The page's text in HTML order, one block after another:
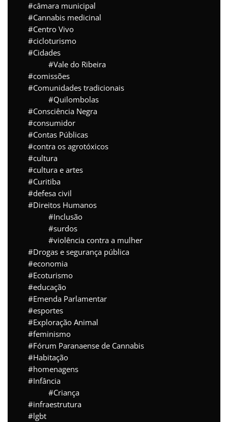
câmara municipal
Cannabis medicinal
Centro Vivo
cicloturismo
Cidades
Vale do Ribeira
comissões
Comunidades tradicionais
Quilombolas
Consciência Negra
consumidor
Contas Públicas
contra os agrotóxicos
cultura
cultura e artes
Curitiba
defesa civil
Direitos Humanos
Inclusão
surdos
violência contra a mulher
Drogas e segurança pública
economia
Ecoturismo
educação
Emenda Parlamentar
esportes
Exploração Animal
feminismo
Fórum Paranaense de Cannabis
Habitação
homenagens
Infância
Criança
infraestrutura
lgbt